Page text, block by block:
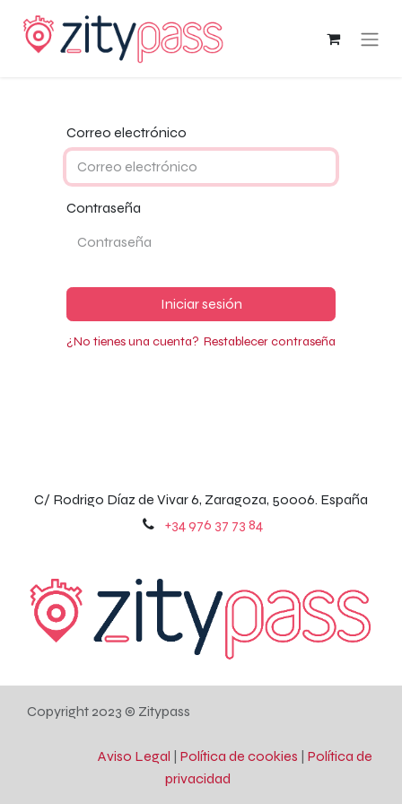
Correo electrónico
Contraseña
Iniciar sesión
¿No tienes una cuenta? Restablecer contraseña
C/ Rodrigo Díaz de Vivar 6, Zaragoza, 50006. España
+34 976 37 73 84
Copyright 2023 © Zitypass
Aviso Legal |Política de cookies |Política de
privacidad